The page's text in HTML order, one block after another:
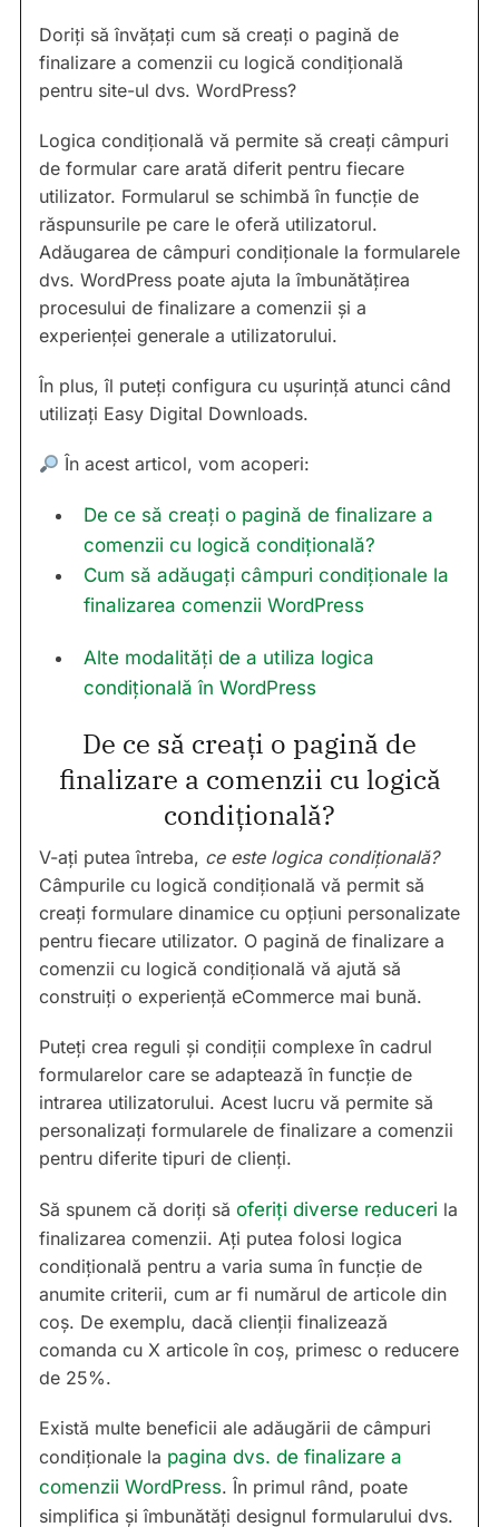
Doriți să învățați cum să creați o pagină de
finalizare a comenzii cu logică condițională
pentru site-ul dvs. WordPress?
Logica condițională vă permite să creați câmpuri
de formular care arată diferit pentru fiecare
utilizator. Formularul se schimbă în funcție de
răspunsurile pe care le oferă utilizatorul.
Adăugarea de câmpuri condiționale la formularele
dvs. WordPress poate ajuta la îmbunătățirea
procesului de finalizare a comenzii și a
experienței generale a utilizatorului.
În plus, îl puteți configura cu ușurință atunci când
utilizați Easy Digital Downloads.
În acest articol, vom acoperi:
De ce să creați o pagină de finalizare a
comenzii cu logică condițională?
Cum să adăugați câmpuri condiționale la
finalizarea comenzii WordPress
Alte modalități de a utiliza logica
condițională în WordPress
De ce să creați o pagină de
finalizare a comenzii cu logică
condițională?
V-ați putea întreba, ce este logica condițională?
Câmpurile cu logică condițională vă permit să
creați formulare dinamice cu opțiuni personalizate
pentru fiecare utilizator. O pagină de finalizare a
comenzii cu logică condițională vă ajută să
construiți o experiență eCommerce mai bună.
Puteți crea reguli și condiții complexe în cadrul
formularelor care se adaptează în funcție de
intrarea utilizatorului. Acest lucru vă permite să
personalizați formularele de finalizare a comenzii
pentru diferite tipuri de clienți.
Să spunem că doriți să oferiți diverse reduceri la
finalizarea comenzii. Ați putea folosi logica
condițională pentru a varia suma în funcție de
anumite criterii, cum ar fi numărul de articole din
coș. De exemplu, dacă clienții finalizează
comanda cu X articole în coș, primesc o reducere
de 25%.
Există multe beneficii ale adăugării de câmpuri
condiționale la pagina dvs. de finalizare a
comenzii WordPress. În primul rând, poate
simplifica și îmbunătăți designul formularului dvs.